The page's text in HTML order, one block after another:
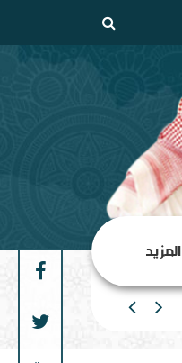
المزيد
من الهامش إلى المركز